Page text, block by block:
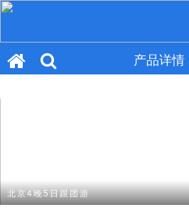
产品详情
北京4晚5日跟团游